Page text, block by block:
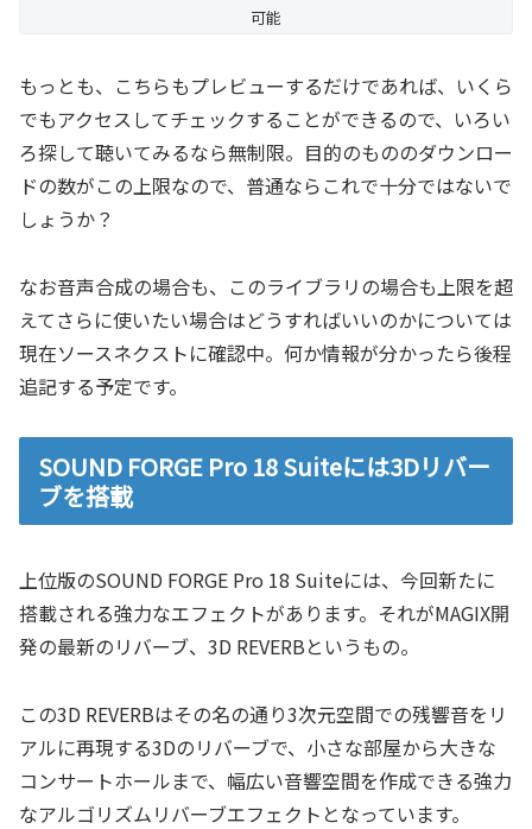
可能
もっとも、こちらもプレビューするだけであれば、いくら
でもアクセスしてチェックすることができるので、いろい
ろ探して聴いてみるなら無制限。目的のもののダウンロー
ドの数がこの上限なので、普通ならこれで十分ではないで
しょうか？
なお音声合成の場合も、このライブラリの場合も上限を超
えてさらに使いたい場合はどうすればいいのかについては
現在ソースネクストに確認中。何か情報が分かったら後程
追記する予定です。
SOUND FORGE Pro 18 Suiteには3Dリバー
ブを搭載
上位版のSOUND FORGE Pro 18 Suiteには、今回新たに
搭載される強力なエフェクトがあります。それがMAGIX開
発の最新のリバーブ、3D REVERBというもの。
この3D REVERBはその名の通り3次元空間での残響音をリ
アルに再現する3Dのリバーブで、小さな部屋から大きな
コンサートホールまで、幅広い音響空間を作成できる強力
なアルゴリズムリバーブエフェクトとなっています。